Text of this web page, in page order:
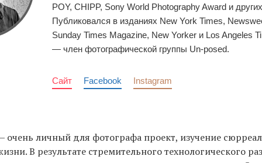
POY, CHIPP, Sony World Photography Award и
Публиковался в изданиях New York Times,
Sunday Times Magazine, New Yorker и Los Angeles
— член фотографической группы Un-posed.
Сайт Facebook Instagram
очень личный для фотографа проект, изучение
В результате стремительного технологического